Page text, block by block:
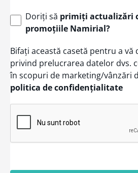
Doriți să primiți actualizări
promoțiile Namirial?
Bifați această casetă pentru a
privind prelucrarea datelor dvs.
în scopuri de marketing/vânzări
politica de confidențialitate